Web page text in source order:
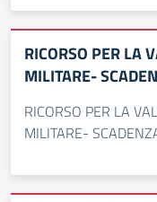
RICORSO PER LA
MILITARE-
RICORSO PER LA
MILITARE-